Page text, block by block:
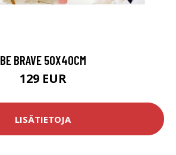
BE BRAVE 50X40CM
129 EUR
LISÄTIETOJA